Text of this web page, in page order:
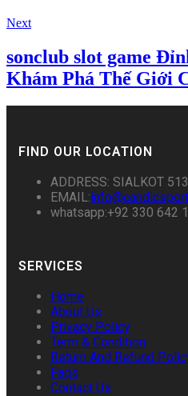
Next
sonclub slot game
Khám Phá Thế Giới
FIND OUR LOCATION
ADDRESS: SIALKOT
EMAIL:
whatsapp:+92 330 642
SERVICES
Home
About Us
Privacy Policy
Term & Condition
Return And Refund
Faqs
Contact Us